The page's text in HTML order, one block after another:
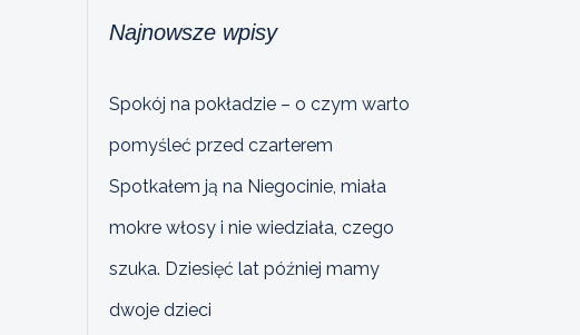
Najnowsze wpisy
Spokój na pokładzie – o czym warto
pomyśleć przed czarterem
Spotkałem ją na Niegocinie, miała
mokre włosy i nie wiedziała, czego
szuka. Dziesięć lat później mamy
dwoje dzieci